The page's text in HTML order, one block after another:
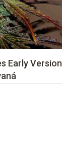
Early Version